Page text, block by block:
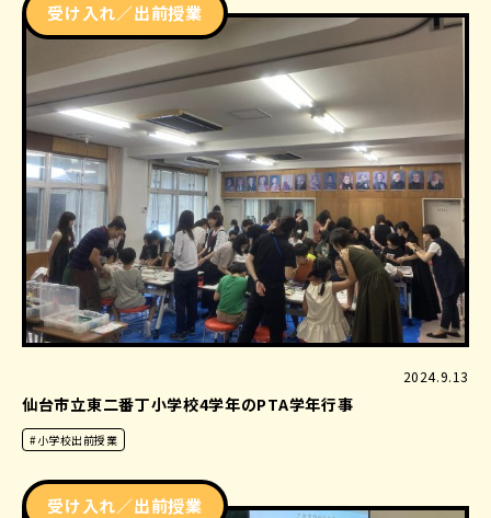
受け入れ／出前授業
2024.9.13
仙台市立東二番丁小学校4学年のPTA学年行事
#小学校出前授業
受け入れ／出前授業